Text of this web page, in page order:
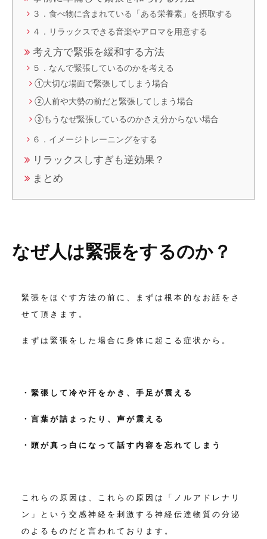
３．食べ物に含まれている「ある栄養素」を摂取する
４．リラックスできる音楽やアロマを用意する
考え方で緊張を緩和する方法
５．なんで緊張しているのかを考える
①大切な場面で緊張してしまう場合
②人前や大勢の前だと緊張してしまう場合
③もうなぜ緊張しているのかさえ分からない場合
６．イメージトレーニングをする
リラックスしすぎも逆効果？
まとめ
なぜ人は緊張をするのか？
緊張をほぐす方法の前に、まずは根本的なお話をさ
せて頂きます。
まずは緊張をした場合に身体に起こる症状から。
・緊張して冷や汗をかき、手足が震える
・言葉が詰まったり、声が震える
・頭が真っ白になって話す内容を忘れてしまう
これらの原因は、これらの原因は「ノルアドレナリ
ン」という交感神経を刺激する神経伝達物質の分泌
のよるものだと言われております。